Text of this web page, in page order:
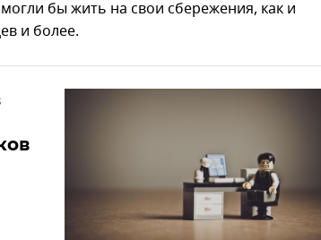
бы жить на свои сбережения, как и
и более.